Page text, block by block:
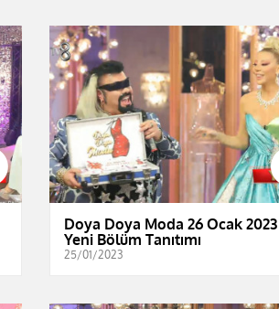
Doya Doya Moda 26 Ocak 2023
Yeni Bölüm Tanıtımı
25/01/2023